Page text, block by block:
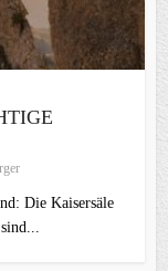
Die Kaisersäle